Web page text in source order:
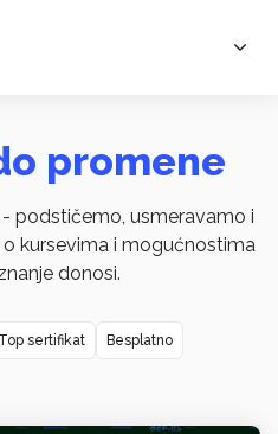
promene
podstičemo, usmeravamo i
kursevima i mogućnostima
donosi.
Top sertifikat Besplatno